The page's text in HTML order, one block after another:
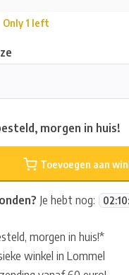
Only 1 left
morgen in huis!
Toevoegen aan
Je hebt nog: 02:10:
morgen in huis!*
winkel in Lommel